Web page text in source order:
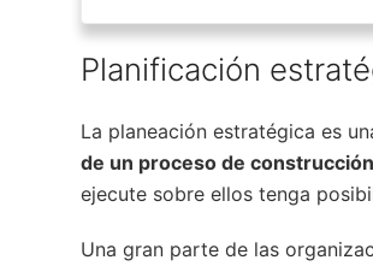
Planificación
La planeación estratégica es
de un proceso de construcción
ejecute sobre ellos tenga
Una gran parte de las